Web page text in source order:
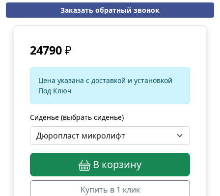
Заказать обратный звонок
24790₽
Цена указана с доставкой и установкой
Под Ключ
Сиденье (выбрать сиденье)
В корзину
Купить в 1 клик